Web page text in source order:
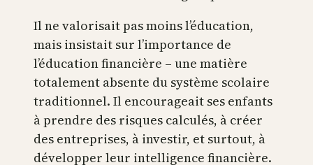
Il ne valorisait pas moins l’éducation,
mais insistait sur l’importance de
l’éducation financière – une matière
totalement absente du système scolaire
traditionnel. Il encourageait ses enfants
à prendre des risques calculés, à créer
des entreprises, à investir, et surtout, à
développer leur intelligence financière.